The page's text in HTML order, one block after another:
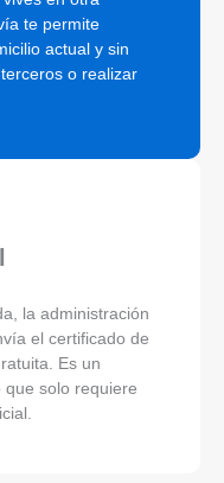
te permite
actual y sin
o realizar
la administración
el certificado de
Es un
solo requiere